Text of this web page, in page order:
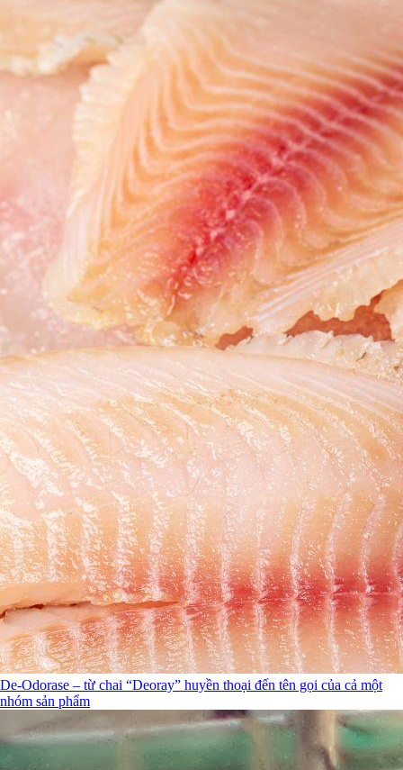
De-Odorase – từ chai “Deoray” huyền thoại đến tên gọi của cả một
nhóm sản phẩm